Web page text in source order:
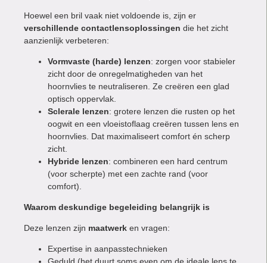
Hoewel een bril vaak niet voldoende is, zijn er
verschillende contactlensoplossingen die het zicht
aanzienlijk verbeteren:
Vormvaste (harde) lenzen: zorgen voor stabieler
zicht door de onregelmatigheden van het
hoornvlies te neutraliseren. Ze creëren een glad
optisch oppervlak.
Sclerale lenzen: grotere lenzen die rusten op het
oogwit en een vloeistoflaag creëren tussen lens en
hoornvlies. Dat maximaliseert comfort én scherp
zicht.
Hybride lenzen: combineren een hard centrum
(voor scherpte) met een zachte rand (voor
comfort).
Waarom deskundige begeleiding belangrijk is
Deze lenzen zijn maatwerk en vragen:
Expertise in aanpasstechnieken